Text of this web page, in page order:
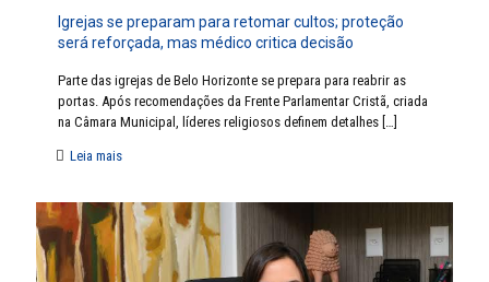
Igrejas se preparam para retomar cultos; proteção
será reforçada, mas médico critica decisão
Parte das igrejas de Belo Horizonte se prepara para reabrir as
portas. Após recomendações da Frente Parlamentar Cristã, criada
na Câmara Municipal, líderes religiosos definem detalhes […]
Leia mais